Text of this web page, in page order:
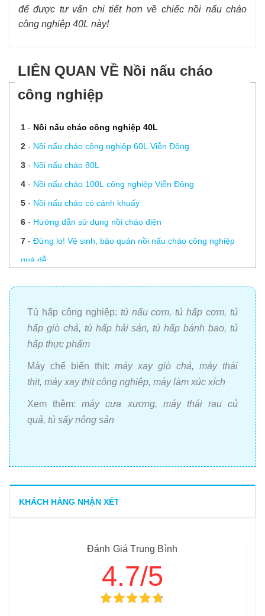
để được tư vấn chi tiết hơn về chiếc nồi nấu cháo
công nghiệp 40L này!
LIÊN QUAN VỀ Nồi nấu cháo
công nghiệp
1- Nồi nấu cháo công nghiệp 40L
2- Nồi nấu cháo công nghiệp 60L Viễn Đông
3- Nồi nấu cháo 80L
4- Nồi nấu cháo 100L công nghiệp Viễn Đông
5- Nồi nấu cháo có cánh khuấy
6- Hướng dẫn sử dụng nồi cháo điện
7- Đừng lo! Vệ sinh, bảo quản nồi nấu cháo công nghiệp
quá dễ
- Báo giá nồi nấu cháo điện chất lượng, rẻ nhất tại Viễn
Đông
Tủ hấp công nghiệp: tủ nấu cơm,tủ hấp cơm,tủ
hấp giò chả, tủ hấp hải sản,tủ hấp bánh bao,tủ
hấp thực phẩm
Máy chế biến thịt: máy xay giò chả, máy thái
thịt, máy xay thịt công nghiệp, máy làm xúc xích
Xem thêm:máy cưa xương, máy thái rau củ
quả, tủ sấy nông sản
KHÁCH HÀNG NHẬN XÉT
Đánh Giá Trung Bình
4.7/5